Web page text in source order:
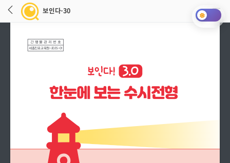
보인다-30
간행물관리번호
세종진로교육원-2025-01
한눈에 보는 수시전형